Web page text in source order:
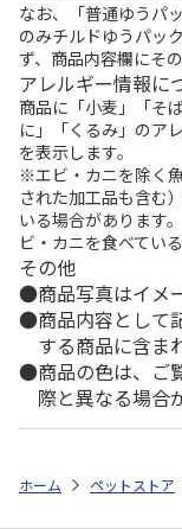
なお、「普通ゆうパ
のみチルドゆうパッ
ず、商品内容欄にそ
アレルギー情報に
商品に「小麦」「そ
に」「くるみ」のア
を表示します。
※エビ・カニを除く
された加工品も含む
いる場合があります
ビ・カニを食べてい
その他
商品写真はイメ
商品内容として
する商品に含ま
商品の色は、ご
際と異なる場合
ホーム ペットストア